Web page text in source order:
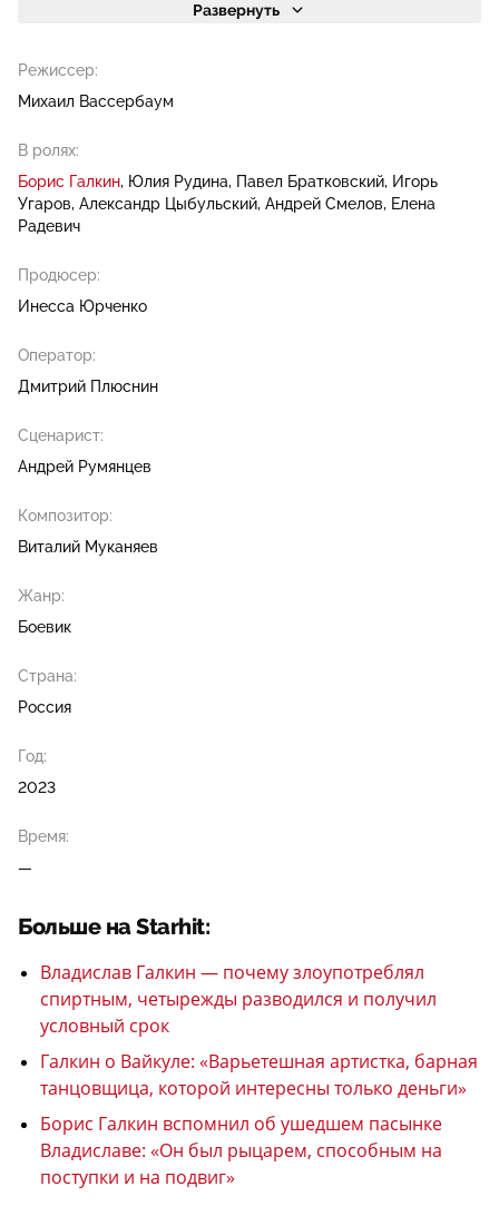
Развернуть
Режиссер:
Михаил Вассербаум
В ролях:
Борис Галкин Юлия Рудина Павел Братковский Игорь
Угаров Александр Цыбульский Андрей Смелов
Елена
Радевич
Продюсер:
Инесса Юрченко
Оператор:
Дмитрий Плюснин
Сценарист:
Андрей Румянцев
Композитор:
Виталий Муканяев
Жанр:
Боевик
Страна:
Россия
Год:
2023
Время:
—
Больше на Starhit:
Владислав Галкин — почему злоупотреблял
спиртным, четырежды разводился и получил
условный срок
Галкин о Вайкуле: «Варьетешная артистка, барная
танцовщица, которой интересны только деньги»
Борис Галкин вспомнил об ушедшем пасынке
Владиславе: «Он был рыцарем, способным на
поступки и на подвиг»